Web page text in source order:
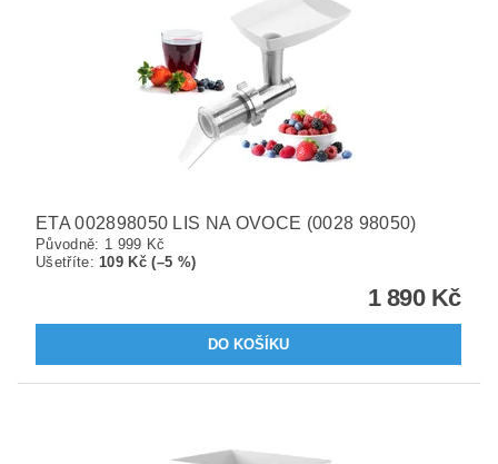
ETA 002898050 LIS NA OVOCE (0028 98050)
Původně: 1 999 Kč
Ušetříte: 109 Kč (–5 %)
1 890 Kč